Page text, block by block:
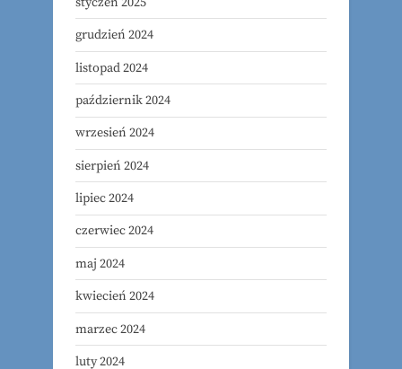
grudzień 2024
listopad 2024
październik 2024
wrzesień 2024
sierpień 2024
lipiec 2024
czerwiec 2024
maj 2024
kwiecień 2024
marzec 2024
luty 2024